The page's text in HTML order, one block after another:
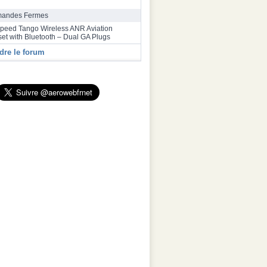
a inauguré une deuxième ligne
final de la famille A320 à Toulouse
Fermes
Tango Wireless ANR Aviation
with Bluetooth – Dual GA Plugs
le forum